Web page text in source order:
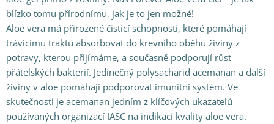
blízko tomu přírodnímu, jak je to jen možné!
Aloe vera má přirozené čisticí schopnosti, které pomáhají
trávicímu traktu absorbovat do krevního oběhu živiny z
potravy, kterou přijímáme, a současně podporují růst
přátelských bakterií. Jedinečný polysacharid acemanan a další
živiny v aloe pomáhají podporovat imunitní systém. Ve
skutečnosti je acemanan jedním z klíčových ukazatelů
používaných organizací IASC na indikaci kvality aloe vera.